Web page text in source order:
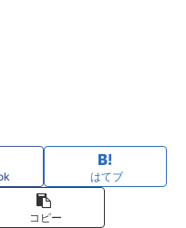
はてブ
コピー